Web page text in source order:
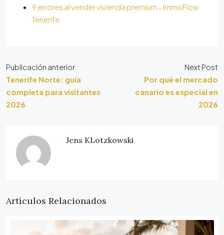
9 errores al vender vivienda premium – ImmoFlow
Tenerife
Publicación anterior
Tenerife Norte: guía
completa para visitantes
2026
Next Post
Por qué el mercado
canario es especial en
2026
Jens KLotzkowski
Artículos Relacionados